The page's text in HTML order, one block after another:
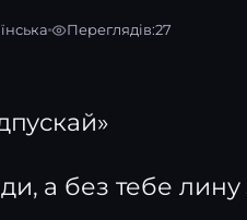
Переглядів:27
а без тебе лину